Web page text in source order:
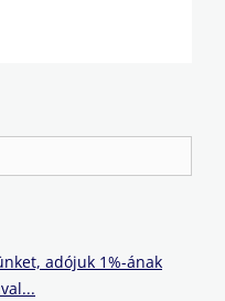
adójuk 1%-ának